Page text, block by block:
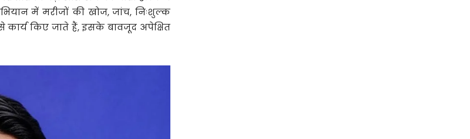
में मरीजों की खोज, जांच, निःशुल्क
किए जाते हैं, इसके बावजूद अपेक्षित